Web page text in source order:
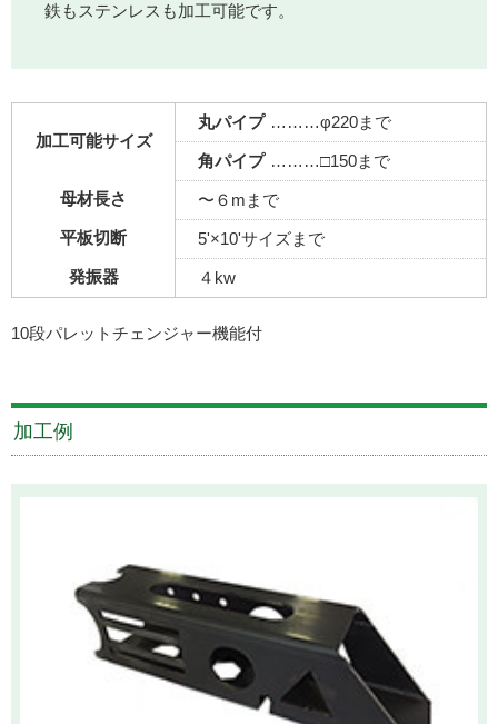
鉄もステンレスも加工可能です。
加工可能サイズ
丸パイプ ………φ220まで
角パイプ ………□150まで
母材長さ
〜６mまで
平板切断
5'×10'サイズまで
発振器
４kw
10段パレットチェンジャー機能付
加工例